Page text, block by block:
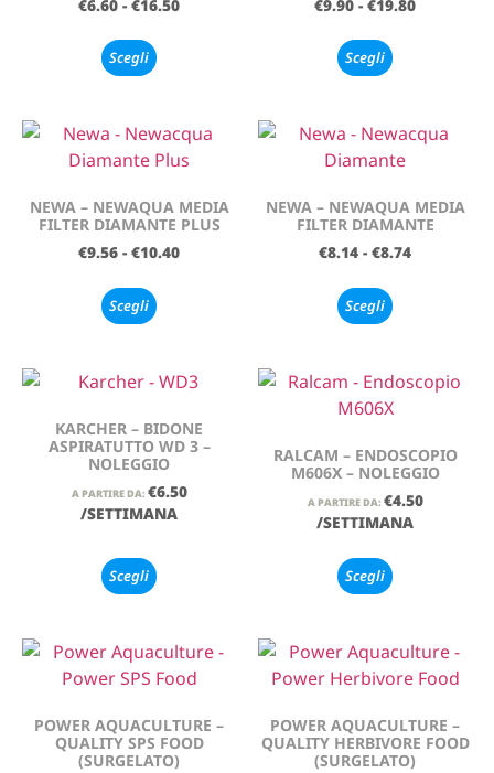
€6.60 - €16.50
Scegli
€9.90 - €19.80
Scegli
NEWA – NEWAQUA MEDIA
FILTER DIAMANTE PLUS
€9.56 - €10.40
Scegli
NEWA – NEWAQUA MEDIA
FILTER DIAMANTE
€8.14 - €8.74
Scegli
KARCHER – BIDONE
ASPIRATUTTO WD 3 –
NOLEGGIO
A PARTIRE DA: €6.50
/SETTIMANA
Scegli
RALCAM – ENDOSCOPIO
M606X – NOLEGGIO
A PARTIRE DA: €4.50
/SETTIMANA
Scegli
POWER AQUACULTURE –
QUALITY SPS FOOD
(SURGELATO)
POWER AQUACULTURE –
QUALITY HERBIVORE FOOD
(SURGELATO)